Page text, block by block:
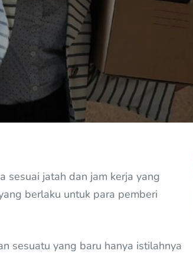
sesuai jatah dan jam kerja yang
berlaku untuk para pemberi
sesuatu yang baru hanya istilahnya